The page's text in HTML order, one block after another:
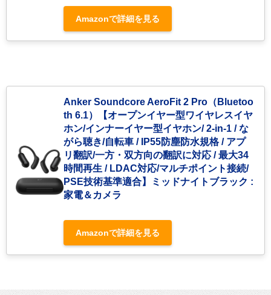
Amazonで詳細を見る
Anker Soundcore AeroFit 2 Pro（Bluetoo
th 6.1）【オープンイヤー型ワイヤレスイヤ
ホン/インナーイヤー型イヤホン/ 2-in-1 / な
がら聴き/自転車 / IP55防塵防水規格 / アプ
リ翻訳/一方・双方向の翻訳に対応 / 最大34
時間再生 / LDAC対応/マルチポイント接続/
PSE技術基準適合】ミッドナイトブラック :
家電＆カメラ
Amazonで詳細を見る